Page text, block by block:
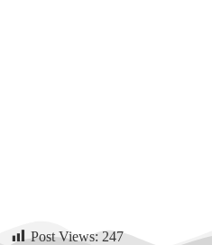
Post Views: 247